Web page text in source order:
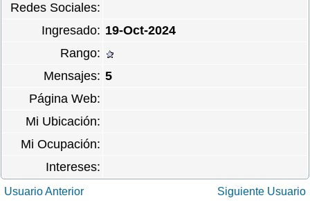
Redes Sociales:
Ingresado: 19-Oct-2024
Rango:
Mensajes: 5
Página Web:
Mi Ubicación:
Mi Ocupación:
Intereses:
Usuario Anterior Siguiente Usuario